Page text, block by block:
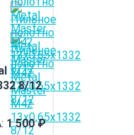
8/12
1 500₽